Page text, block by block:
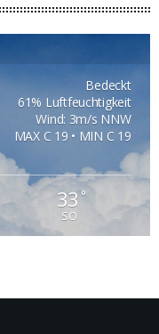
Bedeckt
61% Luftfeuchtigkeit
Wind: 3m/s NNW
MAX C 19 • MIN C 19
33°
SO